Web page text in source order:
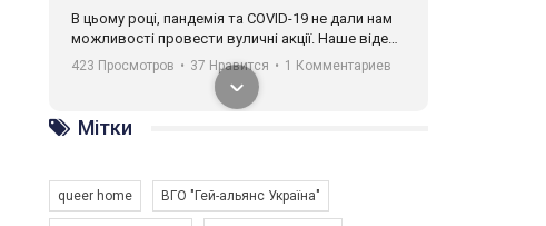
В цьому році, пандемія та COVІD-19 не дали нам
можливості провести вуличні акції. Наше відео-
звернення про те, що навіть коли ми у різних
містах та не можемо зустрінеться, ми разом. Ми
закликаємо всіх хто поділяє цінності рівності та
солідарності, приєднатися до нас. Регіональні
підрозділи ГАУ є в 16 областях України.
423 Просмотров • 37 Нравится • 1 Комментариев
Мітки
queer home ВГО "Гей-альянс Україна"